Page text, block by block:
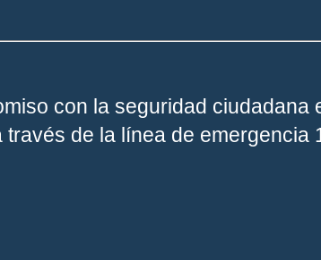
con la seguridad ciudadana
de la línea de emergencia